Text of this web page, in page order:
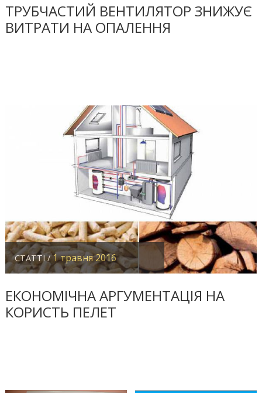
ТРУБЧАСТИЙ ВЕНТИЛЯТОР ЗНИЖУЄ
ВИТРАТИ НА ОПАЛЕННЯ
СТАТТІ /1 травня 2016
ЕКОНОМІЧНА АРГУМЕНТАЦІЯ НА
КОРИСТЬ ПЕЛЕТ